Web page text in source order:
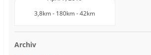
3,8km - 180km - 42km
Archiv